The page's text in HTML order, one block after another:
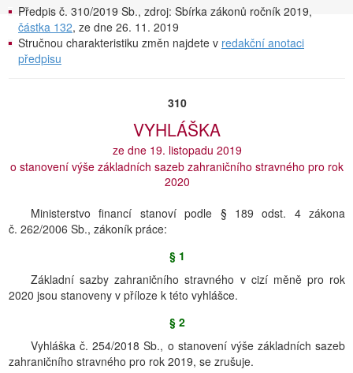
Předpis č. 310/2019 Sb., zdroj: Sbírka zákonů ročník 2019,
částka 132, ze dne 26. 11. 2019
Stručnou charakteristiku změn najdete v redakční anotaci
předpisu
310
VYHLÁŠKA
ze dne 19. listopadu 2019
o stanovení výše základních sazeb zahraničního stravného pro rok
2020
Ministerstvo financí stanoví podle § 189 odst. 4 zákona
č. 262/2006 Sb., zákoník práce:
§ 1
Základní sazby zahraničního stravného v cizí měně pro rok
2020 jsou stanoveny v příloze k této vyhlášce.
§ 2
Vyhláška č. 254/2018 Sb., o stanovení výše základních sazeb
zahraničního stravného pro rok 2019, se zrušuje.